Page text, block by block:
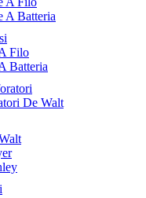
A Batteria
Filo
Batteria
De Walt